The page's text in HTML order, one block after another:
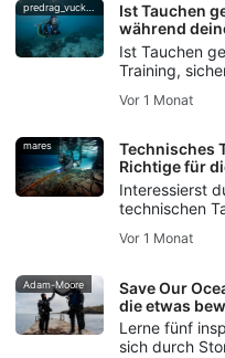
predrag_vuckovic
Ist Tauchen
während
Ist Tauchen
Training,
Vor 1 Monat
mares
Technisches
Richtige für
Interessierst
technischen
Ausbildung
Vor 1 Monat
Adam-Moore
Save Our
die etwas
Lerne fünf
sich durch